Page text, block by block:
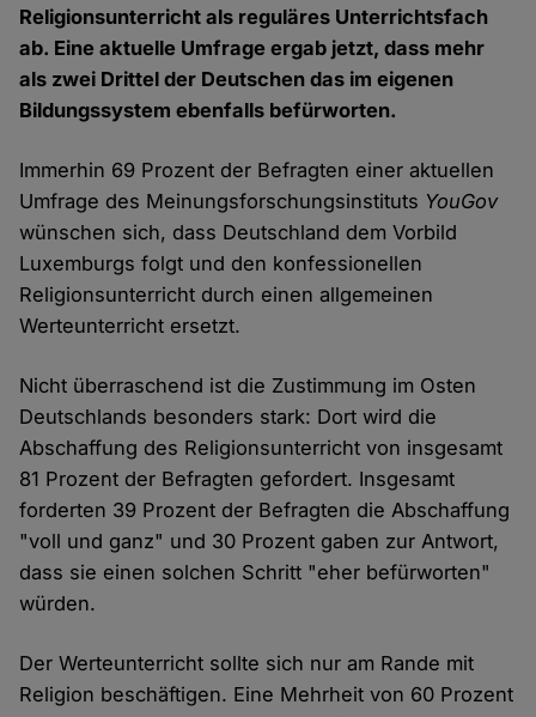
Religionsunterricht als reguläres Unterrichtsfach
ab. Eine aktuelle Umfrage ergab jetzt, dass mehr
als zwei Drittel der Deutschen das im eigenen
Bildungssystem ebenfalls befürworten.
Immerhin 69 Prozent der Befragten einer aktuellen
Umfrage des Meinungsforschungsinstituts YouGov
wünschen sich, dass Deutschland dem Vorbild
Luxemburgs folgt und den konfessionellen
Religionsunterricht durch einen allgemeinen
Werteunterricht ersetzt.
Nicht überraschend ist die Zustimmung im Osten
Deutschlands besonders stark: Dort wird die
Abschaffung des Religionsunterricht von insgesamt
81 Prozent der Befragten gefordert. Insgesamt
forderten 39 Prozent der Befragten die Abschaffung
"voll und ganz" und 30 Prozent gaben zur Antwort,
dass sie einen solchen Schritt "eher befürworten"
würden.
Der Werteunterricht sollte sich nur am Rande mit
Religion beschäftigen. Eine Mehrheit von 60 Prozent